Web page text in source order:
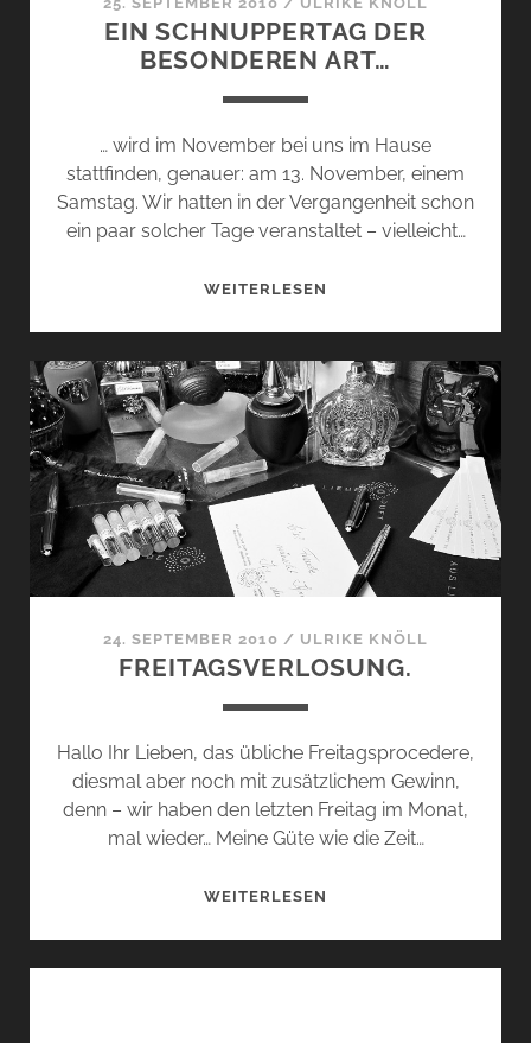
EIN SCHNUPPERTAG DER
BESONDEREN ART…
… wird im November bei uns im Hause
stattfinden, genauer: am 13. November, einem
Samstag. Wir hatten in der Vergangenheit schon
ein paar solcher Tage veranstaltet – vielleicht…
WEITERLESEN
BESONDEREN
ART…
24. SEPTEMBER 2010 / ULRIKE KNÖLL
FREITAGSVERLOSUNG.
Hallo Ihr Lieben, das übliche Freitagsprocedere,
diesmal aber noch mit zusätzlichem Gewinn,
denn – wir haben den letzten Freitag im Monat,
mal wieder… Meine Güte wie die Zeit…
WEITERLESEN